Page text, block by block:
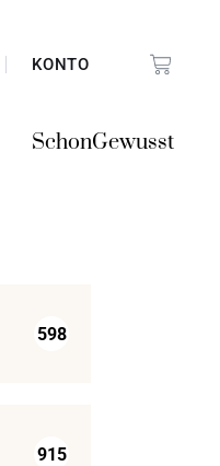
KONTO
SchonGewusst
598
915